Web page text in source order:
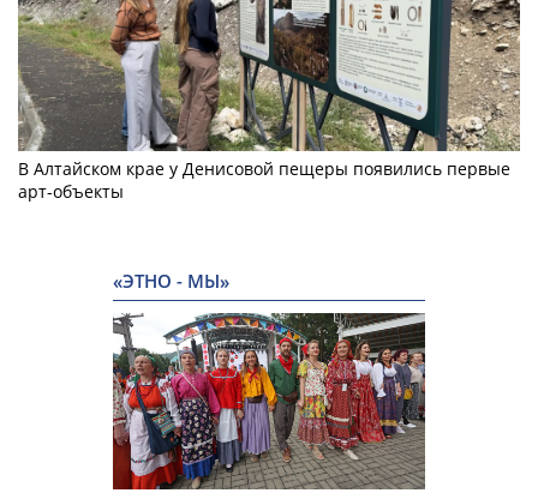
В Алтайском крае у Денисовой пещеры появились первые
арт-объекты
«ЭТНО - МЫ»